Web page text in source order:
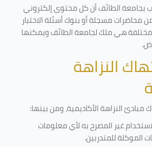
بجامعة الطائف أن كل محتوى إلكتروني
محاضرات مسجلة أو بنوك أسئلة الاختبار
مختلفة هي ملك لجامعة الطائف ويمكنها
.
النزاهة
مبادئ النزاهة الأكاديمية، ومن بينها:
غير المصرح به لأي معلومات
الموكلة للمتدربين.